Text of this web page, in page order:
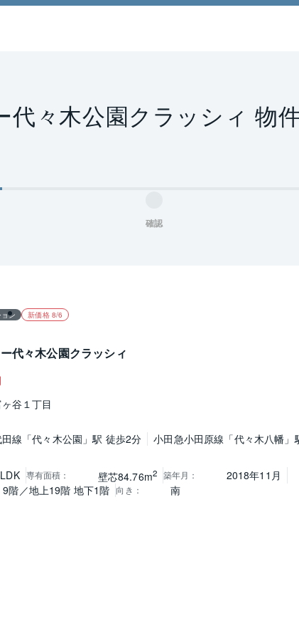
代々木公園クラッシィ 物
確認
ン 新価格 8/6
代々木公園クラッシィ
谷１丁目
線「代々木公園」駅 徒歩2分 小田急小田原線「代々木八幡」
専有面積 ： 壁芯84.76m2 築年月 ： 2018年11月
9階／地上19階 地下1階 向き ： 南